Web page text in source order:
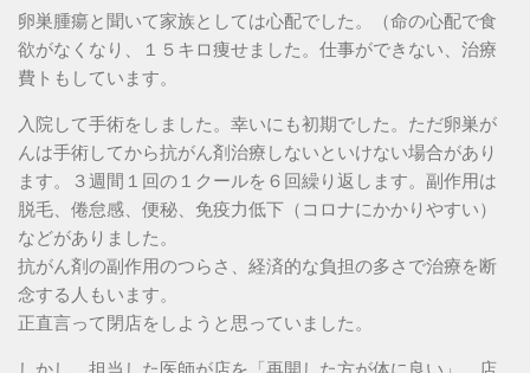
卵巣腫瘍と聞いて家族としては心配でした。（命の心配で食
欲がなくなり、１５キロ痩せました。仕事ができない、治療
費トもしています。
入院して手術をしました。幸いにも初期でした。ただ卵巣が
んは手術してから抗がん剤治療しないといけない場合があり
ます。３週間１回の１クールを６回繰り返します。副作用は
脱毛、倦怠感、便秘、免疫力低下（コロナにかかりやすい）
などがありました。
抗がん剤の副作用のつらさ、経済的な負担の多さで治療を断
念する人もいます。
正直言って閉店をしようと思っていました。